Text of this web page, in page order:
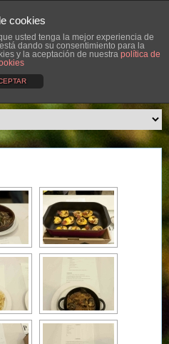
cookies
usted tenga la mejor experiencia de
dando su consentimiento para la
y la aceptación de nuestra política de